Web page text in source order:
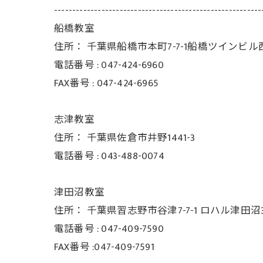
船橋教室
住所： 千葉県船橋市本町7-7-1船橋ツインビル
電話番号 :047-424-6960
FAX番号 : 047-424-6965
志津教室
住所： 千葉県佐倉市井野1441-3
電話番号 :043-488-0074
津田沼教室
住所： 千葉県習志野市谷津7-7-1 ロハル津田沼
電話番号 :047-409-7590
FAX番号 :047-409-7591